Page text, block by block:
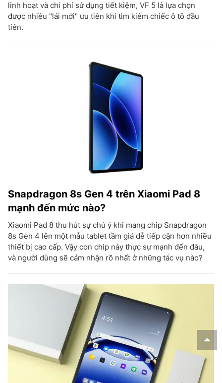
linh hoạt và chi phí sử dụng tiết kiệm, VF 5 là lựa chọn
được nhiều "lái mới" ưu tiên khi tìm kiếm chiếc ô tô đầu
tiên.
Snapdragon 8s Gen 4 trên Xiaomi Pad 8
mạnh đến mức nào?
Xiaomi Pad 8 thu hút sự chú ý khi mang chip Snapdragon
8s Gen 4 lên một mẫu tablet tầm giá dễ tiếp cận hơn nhiều
thiết bị cao cấp. Vậy con chip này thực sự mạnh đến đâu,
và người dùng sẽ cảm nhận rõ nhất ở những tác vụ nào?